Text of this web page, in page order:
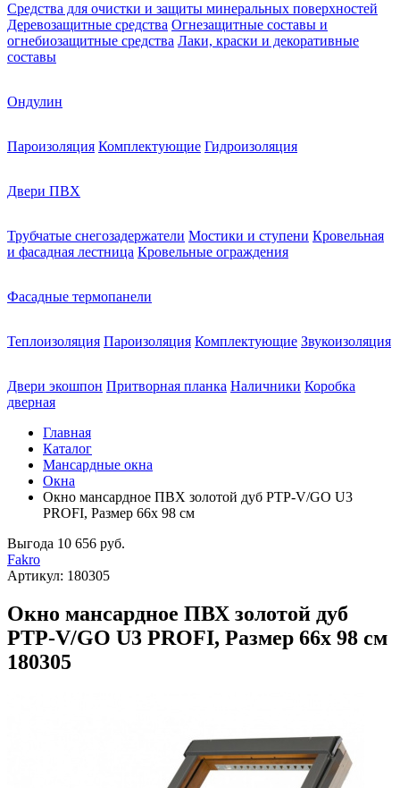
Средства для очистки и защиты минеральных поверхностей
Деревозащитные средства Огнезащитные составы и
огнебиозащитные средства Лаки, краски и декоративные
составы
Ондулин
Пароизоляция Комплектующие Гидроизоляция
Двери ПВХ
Трубчатые снегозадержатели Мостики и ступени Кровельная
и фасадная лестница Кровельные ограждения
Фасадные термопанели
Теплоизоляция Пароизоляция Комплектующие Звукоизоляция
Двери экошпон Притворная планка Наличники Коробка
дверная
Главная
Каталог
Мансардные окна
Окна
Окно мансардное ПВХ золотой дуб PTP-V/GO U3
PROFI, Размер 66х 98 см
Выгода 10 656 руб.
Fakro
Артикул: 180305
Окно мансардное ПВХ золотой дуб
PTP-V/GO U3 PROFI, Размер 66х 98 см
180305